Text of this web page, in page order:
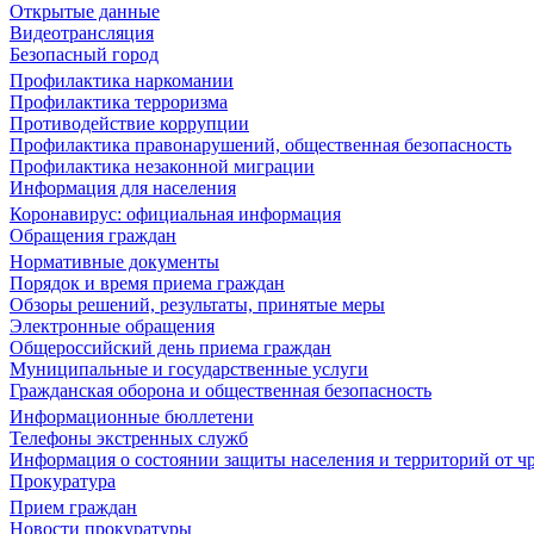
Открытые данные
Видеотрансляция
Безопасный город
Профилактика наркомании
Профилактика терроризма
Противодействие коррупции
Профилактика правонарушений, общественная безопасность
Профилактика незаконной миграции
Информация для населения
Коронавирус: официальная информация
Обращения граждан
Нормативные документы
Порядок и время приема граждан
Обзоры решений, результаты, принятые меры
Электронные обращения
Общероссийский день приема граждан
Муниципальные и государственные услуги
Гражданская оборона и общественная безопасность
Информационные бюллетени
Телефоны экстренных служб
Информация о состоянии защиты населения и территорий от
Прокуратура
Прием граждан
Новости прокуратуры